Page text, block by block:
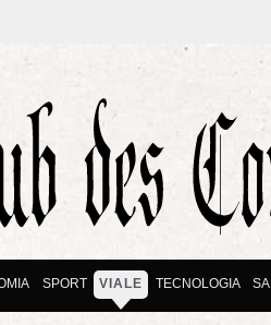
SPORT VIALE TECNOLOGIA